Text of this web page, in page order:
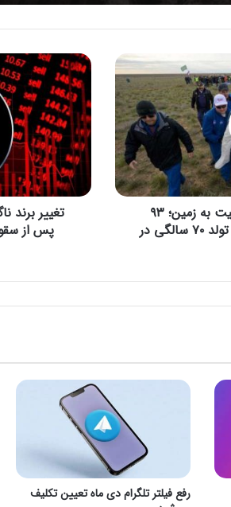
بازگشت قهرمانانهٔ دان پتیت به زمین؛ ۹۳
میلیون مایل، ۳۵۲۰ مدار و تولد ۷۰ سالگی در
ت
ی
ر
ن
د
ا
ی
خ
ر
ج
ج
ن
ج
ا
ل
پس از سقوط ۸۸ درصدی
رفع فیلتر تلگرام دی‌ ماه تعیین تکلیف